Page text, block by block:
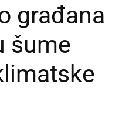
građana
šume